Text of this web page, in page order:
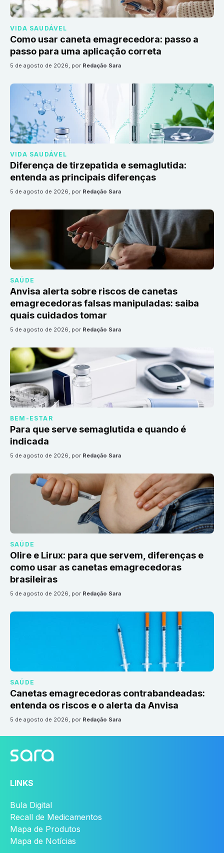
VIDA SAUDÁVEL
Como usar caneta emagrecedora: passo a
passo para uma aplicação correta
5 de agosto de 2026, por Redação Sara
VIDA SAUDÁVEL
Diferença de tirzepatida e semaglutida:
entenda as principais diferenças
5 de agosto de 2026, por Redação Sara
SAÚDE
Anvisa alerta sobre riscos de canetas
emagrecedoras falsas manipuladas: saiba
quais cuidados tomar
5 de agosto de 2026, por Redação Sara
BEM-ESTAR
Para que serve semaglutida e quando é
indicada
5 de agosto de 2026, por Redação Sara
SAÚDE
Olire e Lirux: para que servem, diferenças e
como usar as canetas emagrecedoras
brasileiras
5 de agosto de 2026, por Redação Sara
SAÚDE
Canetas emagrecedoras contrabandeadas:
entenda os riscos e o alerta da Anvisa
5 de agosto de 2026, por Redação Sara
LINKS
Bula Digital
Recall de Medicamentos
Mapa de Produtos
Mapa de Notícias